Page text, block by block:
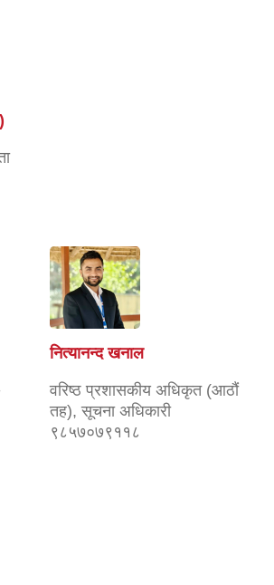
नित्यानन्द खनाल
वरिष्ठ प्रशासकीय अधिकृत (आठौं
तह), सूचना अधिकारी
९८५७०७९११८